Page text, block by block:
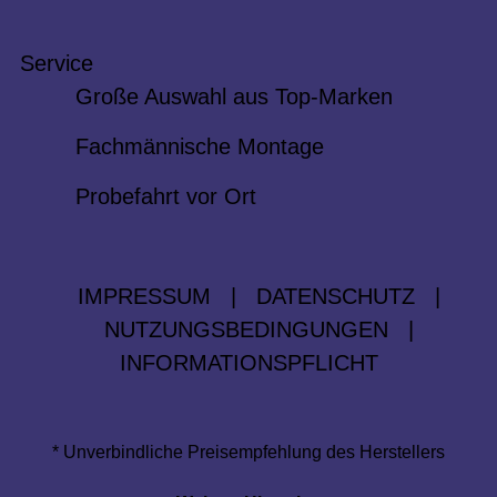
Service
Große Auswahl aus Top-Marken
Fachmännische Montage
Probefahrt vor Ort
IMPRESSUM DATENSCHUTZ
NUTZUNGSBEDINGUNGEN
INFORMATIONSPFLICHT
* Unverbindliche Preisempfehlung des Herstellers